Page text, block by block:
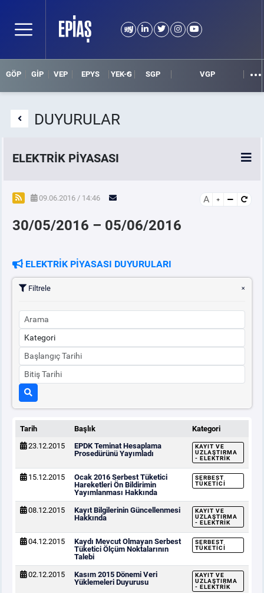
GÖP GİP VEP EPYS YEK-G SGP VGP
DUYURULAR
ELEKTRİK PİYASASI
SPOT ELEKTRİK PİYASALARI
ÖRNEK FİNANS BELGELERİ
VADELİ ELEKTRİK PİYASASI
PİYASA
SERBEST TÜKETİCİ
MALİ UZLAŞTIRMA
TEMİNAT
BÜLTENLER
DUYURULAR
BT HİZMET YÖNETİM SİSTEMİ POLİTİKAMIZ
09.06.2016 / 14:46 A
30/05/2016 – 05/06/2016
ELEKTRİK PİYASASI DUYURULARI
Filtrele
Tarih Başlık
Kategori
23.12.2015
EPDK Teminat Hesaplama
Prosedürünü Yayımladı
KAYIT VE
UZLAŞTIRMA
- ELEKTRIK
15.12.2015
Ocak 2016 Serbest Tüketici
Hareketleri Ön Bildirimin
Yayımlanması Hakkında
SERBEST
TÜKETICI
08.12.2015
Kayıt Bilgilerinin Güncellenmesi
Hakkında
KAYIT VE
UZLAŞTIRMA
- ELEKTRIK
04.12.2015
Kaydı Mevcut Olmayan Serbest
Tüketici Ölçüm Noktalarının
Talebi
SERBEST
TÜKETICI
02.12.2015
Kasım 2015 Dönemi Veri
Yüklemeleri Duyurusu
KAYIT VE
UZLAŞTIRMA
- ELEKTRIK